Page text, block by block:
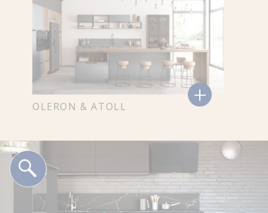
OLERON & ATOLL +